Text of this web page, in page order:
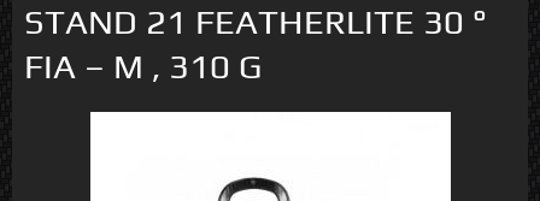
STAND 21 FEATHERLITE 30 °
FIA – M , 310 G